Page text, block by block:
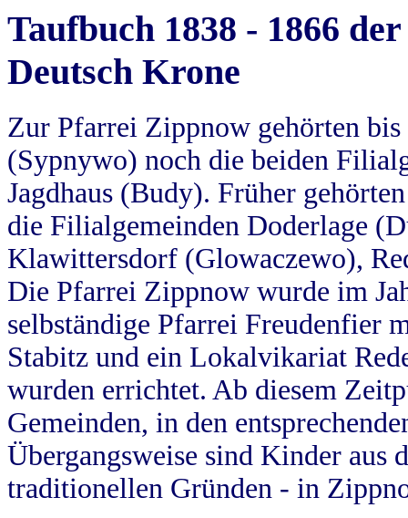
Taufbuch 1838 - 1866
Deutsch Krone
Zur Pfarrei Zippnow gehörten
(Sypnywo) noch die beiden
Jagdhaus (Budy). Früher
die Filialgemeinden Doderlage
Klawittersdorf (Glowaczewo),
Die Pfarrei Zippnow wurde im
selbständige Pfarrei Freudenfier
Stabitz und ein Lokalvikariat
wurden errichtet. Ab diesem
Gemeinden, in den
Übergangsweise sind Kinder aus
traditionellen Gründen - in